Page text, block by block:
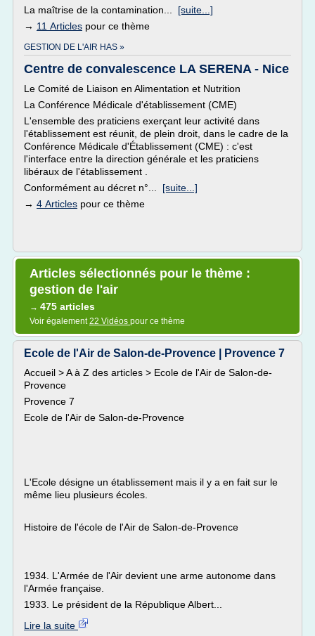
La maîtrise de la contamination... [suite...]
→ 11 Articles pour ce thème
GESTION DE L'AIR HAS »
Centre de convalescence LA SERENA - Nice
Le Comité de Liaison en Alimentation et Nutrition
La Conférence Médicale d'établissement (CME)
L'ensemble des praticiens exerçant leur activité dans
l'établissement est réunit, de plein droit, dans le cadre de la
Conférence Médicale d'Établissement (CME) : c'est
l'interface entre la direction générale et les praticiens
libéraux de l'établissement .
Conformément au décret n°... [suite...]
→ 4 Articles pour ce thème
Articles sélectionnés pour le thème :
gestion de l'air
→ 475 articles
Voir également22 Vidéos pour ce thème
Ecole de l'Air de Salon-de-Provence | Provence 7
Accueil > A à Z des articles > Ecole de l'Air de Salon-de-
Provence
Provence 7
Ecole de l'Air de Salon-de-Provence
L'Ecole désigne un établissement mais il y a en fait sur le
même lieu plusieurs écoles.
Histoire de l'école de l'Air de Salon-de-Provence
1934. L'Armée de l'Air devient une arme autonome dans
l'Armée française.
1933. Le président de la République Albert...
Lire la suite